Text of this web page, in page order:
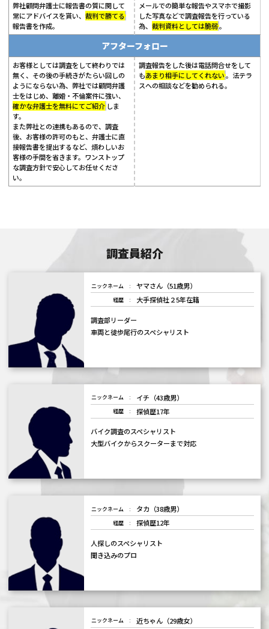
弊社顧問弁護士に報告書の質に関して
常にアドバイスを貰い、 裁判で勝てる
報告書を作成。
メールでの簡単な報告やスマホで撮影
した写真などで調査報告を行っている
為、 裁判資料としては脆弱。
アフターフォロー
お客様としては調査をして終わりでは
無く、その後の手続きがたらい回しの
ようにならない為、弊社では顧問弁護
士をはじめ、離婚・不倫案件に強い、
確かな弁護士を無料にてご紹介しま
す。
また弊社との連携もあるので、調査
後、お客様の許可のもと、弁護士に直
接報告書を提出するなど、煩わしいお
客様の手間を省きます。ワンストップ
な調査方針で安心してお任せくださ
い。
調査報告をした後は電話問合せをして
もあまり相手にしてくれない。法テラ
スへの相談などを勧められる。
調査員紹介
ニックネーム ヤマさん（51歳男）
経歴 大手探偵社２5年在籍
調査部リーダー
車両と徒歩尾行のスペシャリスト
ニックネーム イチ（43歳男）
経歴 探偵歴17年
バイク調査のスペシャリスト
大型バイクからスクーターまで対応
ニックネーム タカ（38歳男）
経歴 探偵歴12年
人探しのスペシャリスト
聞き込みのプロ
ニックネーム 近ちゃん（29歳女）